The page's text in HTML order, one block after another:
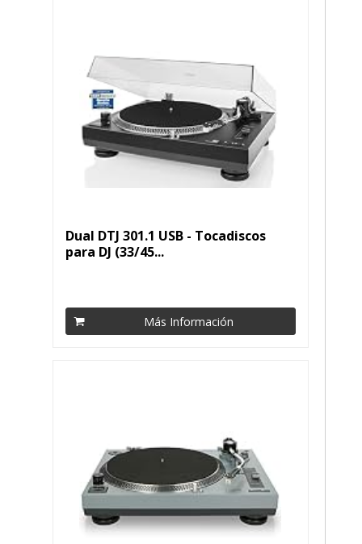
Dual DTJ 301.1 USB - Tocadiscos
para DJ (33/45...
Más Información